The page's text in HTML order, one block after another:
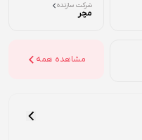
شرکت سازنده
مچر
مشاهده همه